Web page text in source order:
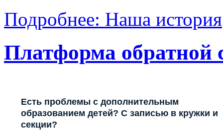
Подробнее: Наша история
Платформа обратной
Есть проблемы с дополнительным
образованием детей? С записью в кружки и
секции?